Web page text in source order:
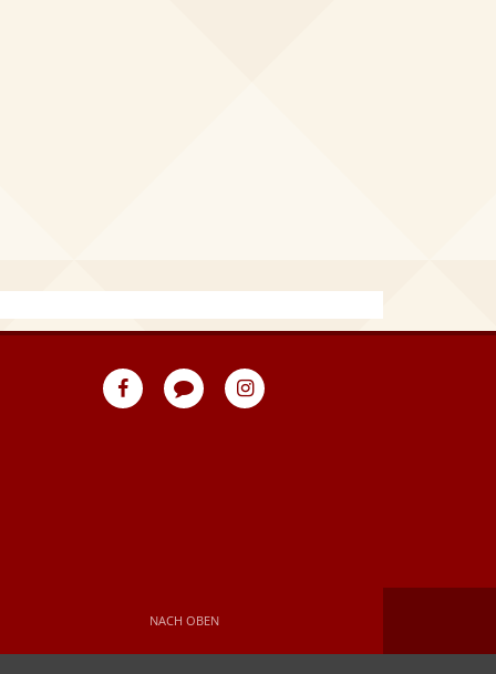
eventpeppersBlog
eventpeppers
NACH OBEN